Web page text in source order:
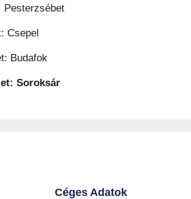
Pesterzsébet
Csepel
Budafok
Soroksár
Céges Adatok